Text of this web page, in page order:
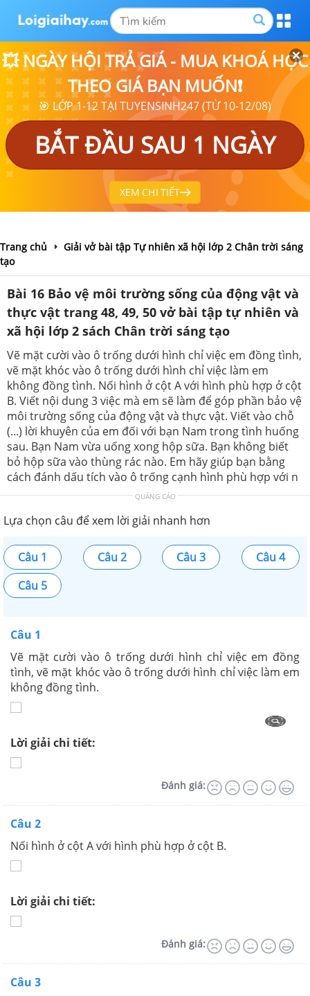
💥 NGÀY HỘI TRẢ GIÁ - MUA KHOÁ HỌC
THEO GIÁ BẠN MUỐN❗
🎯 LỚP 1-12 TẠI TUYENSINH247 (TỪ 10-12/08)
BẮT ĐẦU SAU 1 NGÀY
XEM CHI TIẾT
Trang chủ
Giải vở bài tập Tự nhiên xã hội lớp 2 Chân trời sáng
tạo
Bài 16 Bảo vệ môi trường sống của động vật và
thực vật trang 48, 49, 50 vở bài tập tự nhiên và
xã hội lớp 2 sách Chân trời sáng tạo
Vẽ mặt cười vào ô trống dưới hình chỉ việc em đồng tình,
vẽ mặt khóc vào ô trống dưới hình chỉ việc làm em
không đồng tình. Nối hình ở cột A với hình phù hợp ở cột
B. Viết nội dung 3 việc mà em sẽ làm để góp phần bảo vệ
môi trường sống của động vật và thực vật. Viết vào chỗ
(...) lời khuyên của em đối với bạn Nam trong tình huống
sau. Bạn Nam vừa uống xong hộp sữa. Bạn không biết
bỏ hộp sữa vào thùng rác nào. Em hãy giúp bạn bằng
cách đánh dấu tích vào ô trống cạnh hình phù hợp với n
QUẢNG CÁO
Lựa chọn câu để xem lời giải nhanh hơn
Câu 1 Câu 2 Câu 3
Câu 4
Câu 5
Câu 1
Vẽ mặt cười vào ô trống dưới hình chỉ việc em đồng
tình, vẽ mặt khóc vào ô trống dưới hình chỉ việc làm em
không đồng tình.
Lời giải chi tiết:
Đánh giá:
Câu 2
Nối hình ở cột A với hình phù hợp ở cột B.
Lời giải chi tiết:
Đánh giá:
Câu 3